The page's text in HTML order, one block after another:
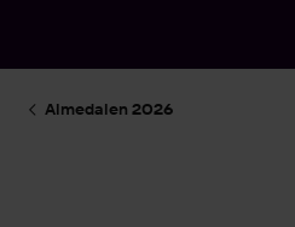
Almedalen 2026